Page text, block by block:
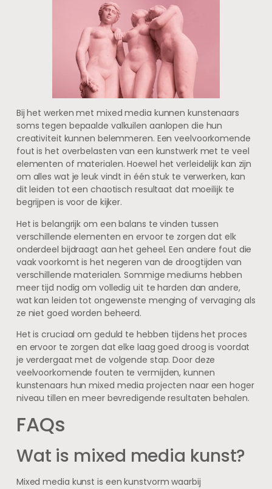
Bij het werken met mixed media kunnen kunstenaars
soms tegen bepaalde valkuilen aanlopen die hun
creativiteit kunnen belemmeren. Een veelvoorkomende
fout is het overbelasten van een kunstwerk met te veel
elementen of materialen. Hoewel het verleidelijk kan zijn
om alles wat je leuk vindt in één stuk te verwerken, kan
dit leiden tot een chaotisch resultaat dat moeilijk te
begrijpen is voor de kijker.
Het is belangrijk om een balans te vinden tussen
verschillende elementen en ervoor te zorgen dat elk
onderdeel bijdraagt aan het geheel. Een andere fout die
vaak voorkomt is het negeren van de droogtijden van
verschillende materialen. Sommige mediums hebben
meer tijd nodig om volledig uit te harden dan andere,
wat kan leiden tot ongewenste menging of vervaging als
ze niet goed worden beheerd.
Het is cruciaal om geduld te hebben tijdens het proces
en ervoor te zorgen dat elke laag goed droog is voordat
je verdergaat met de volgende stap. Door deze
veelvoorkomende fouten te vermijden, kunnen
kunstenaars hun mixed media projecten naar een hoger
niveau tillen en meer bevredigende resultaten behalen.
FAQs
Wat is mixed media kunst?
Mixed media kunst is een kunstvorm waarbij